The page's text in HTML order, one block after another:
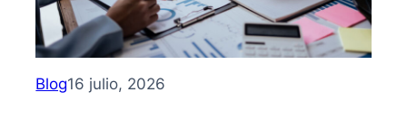
Blog16 julio, 2026